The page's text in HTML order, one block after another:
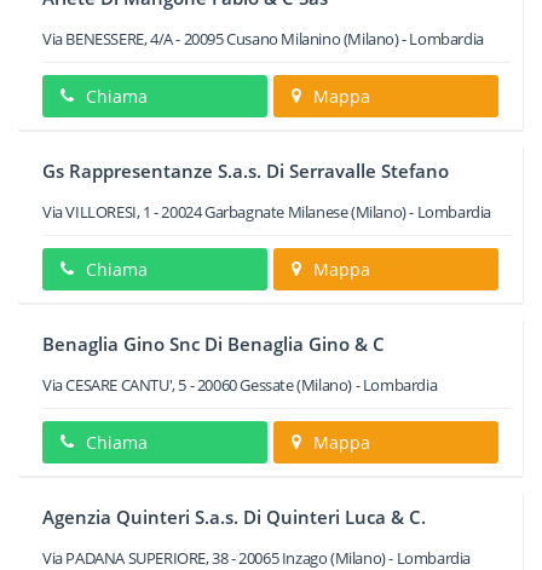
Via BENESSERE, 4/A-20095Cusano Milanino(Milano) -Lombardia
Chiama Mappa
Gs Rappresentanze S.a.s. Di Serravalle Stefano
Via VILLORESI, 1 -20024Garbagnate Milanese(Milano) - Lombardia
Chiama Mappa
Benaglia Gino Snc Di Benaglia Gino & C
Via CESARE CANTU', 5-20060Gessate(Milano) -Lombardia
Chiama Mappa
Agenzia Quinteri S.a.s. Di Quinteri Luca & C.
Via PADANA SUPERIORE, 38-20065 Inzago(Milano) - Lombardia